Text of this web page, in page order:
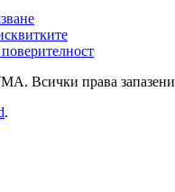
Всички права запазени
.